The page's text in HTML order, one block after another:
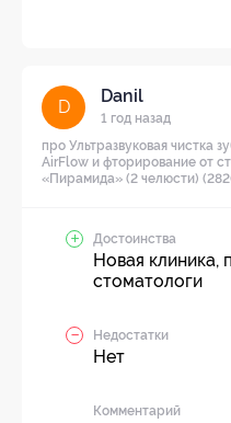
D
Danil
1 год назад
про Ультразвуковая чистка
AirFlow и фторирование от
«Пирамида» (2 челюсти)
Достоинства
Новая клиника,
стоматологи
Недостатки
Нет
Комментарий